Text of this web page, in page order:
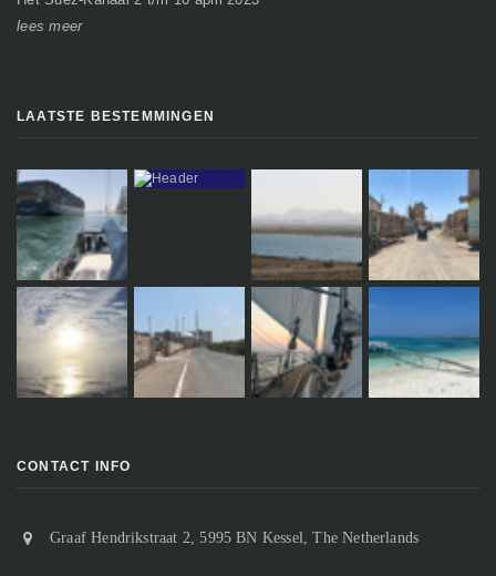
lees meer
LAATSTE BESTEMMINGEN
CONTACT INFO
Graaf Hendrikstraat 2, 5995 BN Kessel, The Netherlands